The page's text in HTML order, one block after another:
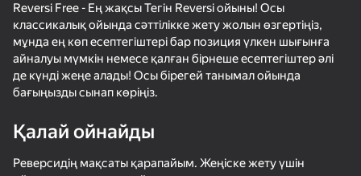
Reversi Free - Ең жақсы Тегін Reversi ойыны! Осы
классикалық ойында сәттілікке жету жолын өзгертіңіз,
мұнда ең көп есептегіштері бар позиция үлкен шығынға
айналуы мүмкін немесе қалған бірнеше есептегіштер әлі
де күнді жеңе алады! Осы бірегей танымал ойында
бағыңызды сынап көріңіз.
Қалай ойнайды
Реверсидің мақсаты қарапайым. Жеңіске жету үшін